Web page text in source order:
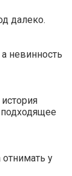
далеко.
невинность
у